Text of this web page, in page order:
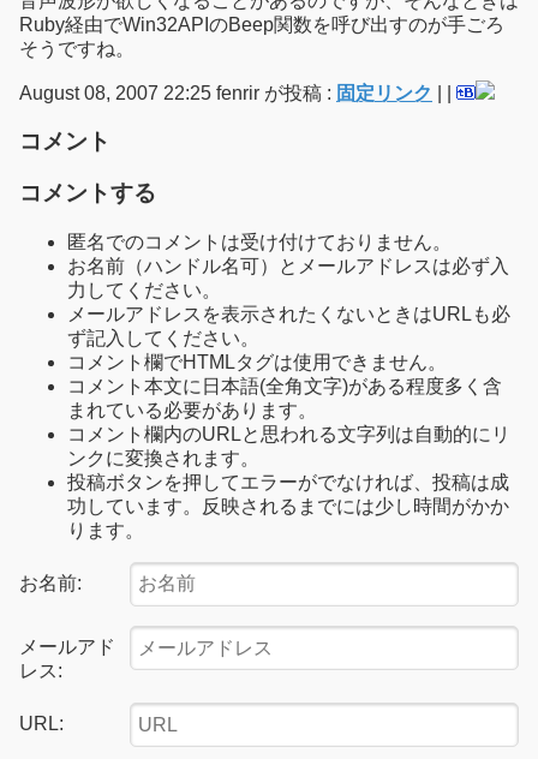
Ruby経由でWin32APIのBeep関数を呼び出すのが手ごろ
そうですね。
August 08, 2007 22:25 fenrir が投稿 : 固定リンク
コメント
コメントする
匿名でのコメントは受け付けておりません。
お名前（ハンドル名可）とメールアドレスは必ず入
力してください。
メールアドレスを表示されたくないときはURLも必
ず記入してください。
コメント欄でHTMLタグは使用できません。
コメント本文に日本語(全角文字)がある程度多く含
まれている必要があります。
コメント欄内のURLと思われる文字列は自動的にリ
ンクに変換されます。
投稿ボタンを押してエラーがでなければ、投稿は成
功しています。反映されるまでには少し時間がかか
ります。
お名前:
メールアド
レス:
URL: